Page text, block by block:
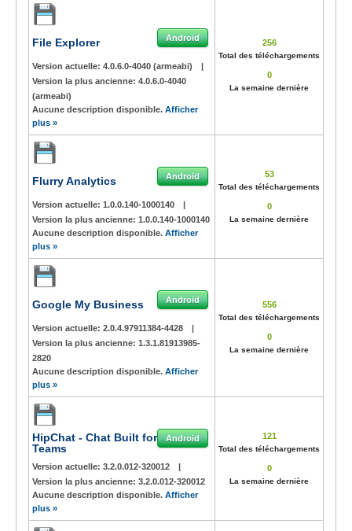
File Explorer Android
Version actuelle: 4.0.6.0-4040 (armeabi)
|
Version la plus ancienne: 4.0.6.0-4040
(armeabi)
Aucune description disponible. Afficher
plus »
256
Total des téléchargements
0
La semaine dernière
Flurry Analytics Android
Version actuelle: 1.0.0.140-1000140
|
Version la plus ancienne: 1.0.0.140-1000140
Aucune description disponible. Afficher
plus »
53
Total des téléchargements
0
La semaine dernière
Google My Business Android
Version actuelle: 2.0.4.97911384-4428
|
Version la plus ancienne: 1.3.1.81913985-
2820
Aucune description disponible. Afficher
plus »
556
Total des téléchargements
0
La semaine dernière
HipChat - Chat Built for
Teams
Android
Version actuelle: 3.2.0.012-320012
|
Version la plus ancienne: 3.2.0.012-320012
Aucune description disponible. Afficher
plus »
121
Total des téléchargements
0
La semaine dernière